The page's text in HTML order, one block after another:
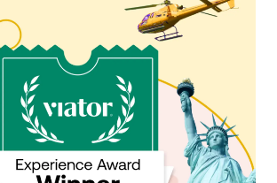
l’entreprise à offrir des expériences
authentiques et de haute qualité à
du Portugal. Avec des distinctions
le
Viator Experience Award
continue de se démarquer en tant
tourisme culturel et